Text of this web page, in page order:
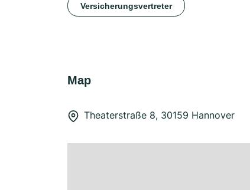
Versicherungsvertreter
Map
Theaterstraße 8, 30159 Hannover